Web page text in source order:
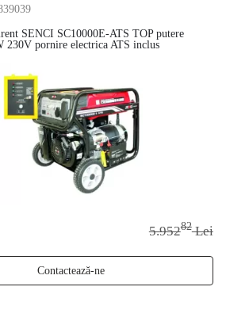
SENCI SC10000E-ATS TOP putere
230V pornire electrica ATS inclus
5.95282Lei
Contactează-ne
8.756